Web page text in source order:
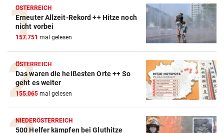
ÖSTERREICH
Erneuter Allzeit-Rekord ++ Hitze noch
nicht vorbei
157.751 mal gelesen
ÖSTERREICH
Das waren die heißesten Orte ++ So
geht es weiter
155.065 mal gelesen
NIEDERÖSTERREICH
500 Helfer kämpfen bei Gluthitze